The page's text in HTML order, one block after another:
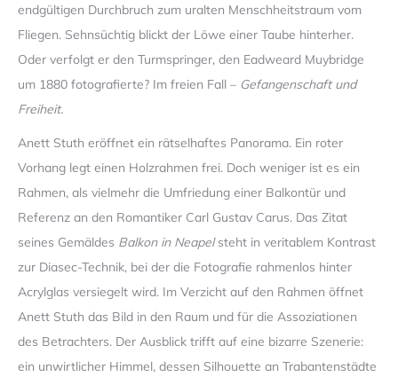
endgültigen Durchbruch zum uralten Menschheitstraum vom
Fliegen. Sehnsüchtig blickt der Löwe einer Taube hinterher.
Oder verfolgt er den Turmspringer, den Eadweard Muybridge
um 1880 fotografierte? Im freien Fall – Gefangenschaft und
Freiheit.
Anett Stuth eröffnet ein rätselhaftes Panorama. Ein roter
Vorhang legt einen Holzrahmen frei. Doch weniger ist es ein
Rahmen, als vielmehr die Umfriedung einer Balkontür und
Referenz an den Romantiker Carl Gustav Carus. Das Zitat
seines Gemäldes Balkon in Neapelsteht in veritablem Kontrast
zur Diasec-Technik, bei der die Fotografie rahmenlos hinter
Acrylglas versiegelt wird. Im Verzicht auf den Rahmen öffnet
Anett Stuth das Bild in den Raum und für die Assoziationen
des Betrachters. Der Ausblick trifft auf eine bizarre Szenerie:
ein unwirtlicher Himmel, dessen Silhouette an Trabantenstädte